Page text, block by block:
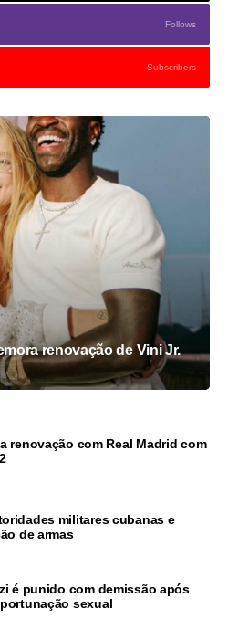
Follows
Subscribers
renovação de Vini Jr.
renovação com Real Madrid com
militares cubanas e
de armas
é punido com demissão após
sexual